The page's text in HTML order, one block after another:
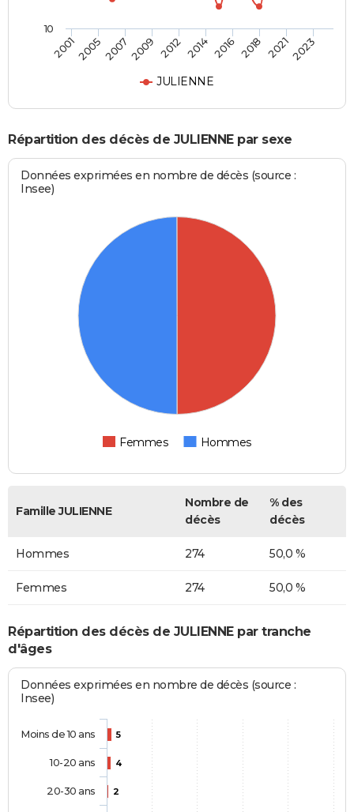
JULIENNE
2001200520072009 2012 2014 2016 2018 20212023
10
Répartition des décès de JULIENNE par sexe
Données exprimées en nombre de décès (source :
Insee)
Femmes Hommes
Famille JULIENNE
Nombre de
décès
% des
décès
Hommes 274 50,0 %
Femmes 274 50,0 %
Répartition des décès de JULIENNE par tranche
d'âges
Données exprimées en nombre de décès (source :
Insee)
5
4
2
Moins de 10 ans
10-20 ans
20-30 ans